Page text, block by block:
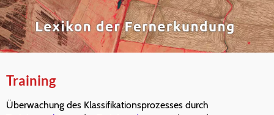
Training
Überwachung des Klassifikationsprozesses durch